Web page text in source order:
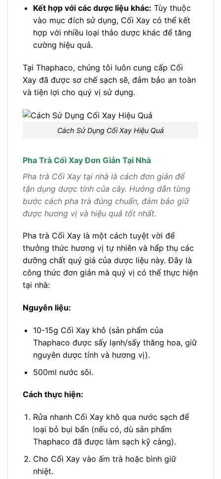
Kết hợp với các dược liệu khác: Tùy thuộc
vào mục đích sử dụng, Cối Xay có thể kết
hợp với nhiều loại thảo dược khác để tăng
cường hiệu quả.
Tại Thaphaco, chúng tôi luôn cung cấp Cối
Xay đã được sơ chế sạch sẽ, đảm bảo an toàn
và tiện lợi cho quý vị sử dụng.
Cách Sử Dụng Cối Xay Hiệu Quả
Pha Trà Cối Xay Đơn Giản Tại Nhà
Pha trà Cối Xay tại nhà là cách đơn giản để
tận dụng dược tính của cây. Hướng dẫn từng
bước cách pha trà đúng chuẩn, đảm bảo giữ
được hương vị và hiệu quả tốt nhất.
Pha trà Cối Xay là một cách tuyệt vời để
thưởng thức hương vị tự nhiên và hấp thụ các
dưỡng chất quý giá của dược liệu này. Đây là
công thức đơn giản mà quý vị có thể thực hiện
tại nhà:
Nguyên liệu:
10-15g Cối Xay khô (sản phẩm của
Thaphaco được sấy lạnh/sấy thăng hoa, giữ
nguyên dược tính và hương vị).
500ml nước sôi.
Cách thực hiện:
Rửa nhanh Cối Xay khô qua nước sạch để
loại bỏ bụi bẩn (nếu có, dù sản phẩm
Thaphaco đã được làm sạch kỹ càng).
Cho Cối Xay vào ấm trà hoặc bình giữ
nhiệt.